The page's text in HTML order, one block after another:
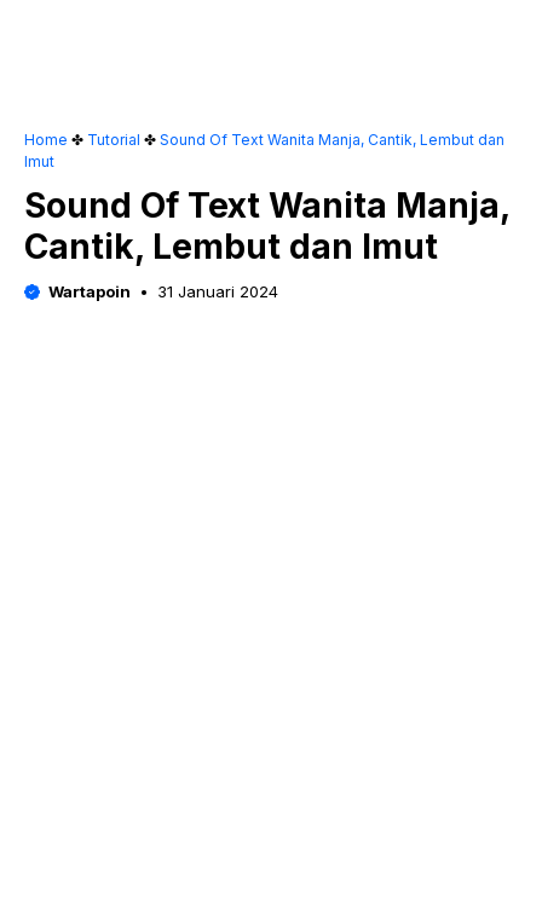
Home ✤ Tutorial ✤ Sound Of Text Wanita Manja, Cantik, Lembut dan
Imut
Sound Of Text Wanita Manja,
Cantik, Lembut dan Imut
Wartapoin 31 Januari 2024